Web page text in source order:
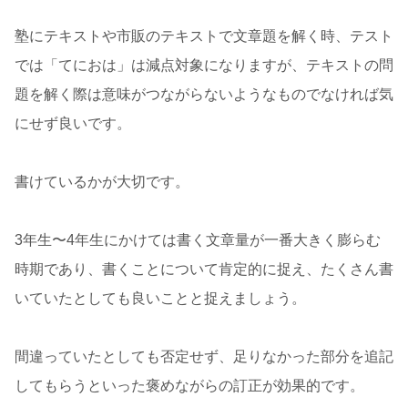
塾にテキストや市販のテキストで文章題を解く時、テスト
では「てにおは」は減点対象になりますが、テキストの問
題を解く際は意味がつながらないようなものでなければ気
にせず良いです。
書けているかが大切です。
3年生〜4年生にかけては書く文章量が一番大きく膨らむ
時期であり、書くことについて肯定的に捉え、たくさん書
いていたとしても良いことと捉えましょう。
間違っていたとしても否定せず、足りなかった部分を追記
してもらうといった褒めながらの訂正が効果的です。